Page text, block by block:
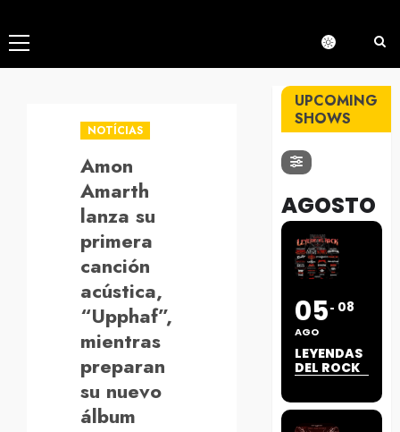
Menú
principal
NOTÍCIAS
Amon
Amarth
lanza su
primera
canción
acústica,
“Upphaf”,
mientras
preparan
su nuevo
álbum
UPCOMING
SHOWS
AGOSTO
05
AGO
08
LEYENDAS
DEL ROCK